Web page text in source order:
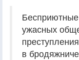
ужасных
в